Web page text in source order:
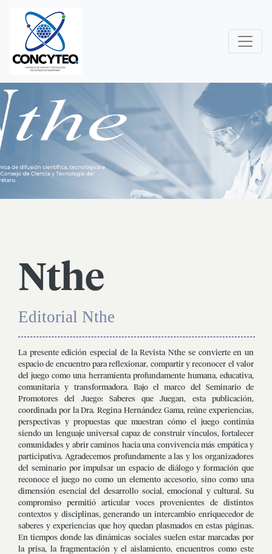
Nthe
Editorial Nthe
La presente edición especial de la Revista Nthe se convierte en un
espacio de encuentro para reflexionar, compartir y reconocer el valor
del juego como una herramienta profundamente humana, educativa,
comunitaria y transformadora. Bajo el marco del Seminario de
Promotores del Juego: Saberes que Juegan, esta publicación,
coordinada por la Dra. Regina Hernández Gama, reúne experiencias,
perspectivas y propuestas que muestran cómo el juego continúa
siendo un lenguaje universal capaz de construir vínculos, fortalecer
comunidades y abrir caminos hacia una convivencia más empática y
participativa. Agradecemos profundamente a las y los organizadores
del seminario por impulsar un espacio de diálogo y formación que
reconoce el juego no como un elemento accesorio, sino como una
dimensión esencial del desarrollo social, emocional y cultural. Su
compromiso permitió articular voces provenientes de distintos
contextos y disciplinas, generando un intercambio enriquecedor de
saberes y experiencias que hoy quedan plasmados en estas páginas.
En tiempos donde las dinámicas sociales suelen estar marcadas por
la prisa, la fragmentación y el aislamiento, encuentros como este